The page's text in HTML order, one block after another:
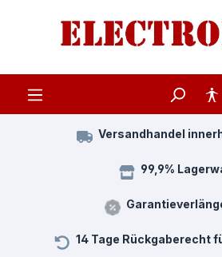
Zum Hauptinhalt springen
Versandhandel
99,9%
14 Tage Rückgaberecht